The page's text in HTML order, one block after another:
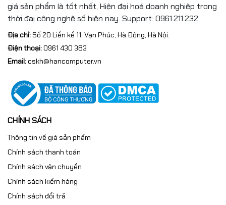
giá sản phẩm là tốt nhất, Hiện đại hoá doanh nghiệp trong
thời đại công nghệ số hiện nay. Support: 0961.211.232
Địa chỉ:Số 20 Liền kề 11, Vạn Phúc, Hà Đông, Hà Nội.
Điện thoại:0961 430 383
Email:cskh@hancomputer.vn
CHÍNH SÁCH
Thông tin về giá sản phẩm
Chính sách thanh toán
Chính sách vận chuyển
Chính sách kiểm hàng
Chính sách đổi trả